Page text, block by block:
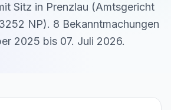
Sitz in Prenzlau (Amtsgericht
NP). 8 Bekanntmachungen
2025 bis 07. Juli 2026.